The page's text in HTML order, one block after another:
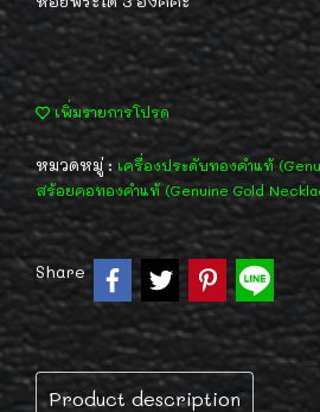
เพิ่มรายการโปรด
หมวดหมู่ : เครื่องประดับทองคำแท้
สร้อยคอทองคำแท้ (Genuine Gold
Share
Product description